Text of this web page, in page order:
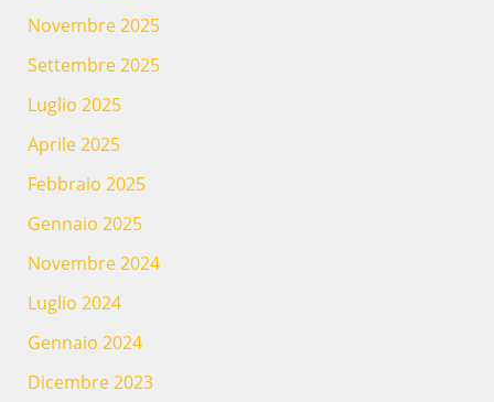
Novembre 2025
Settembre 2025
Luglio 2025
Aprile 2025
Febbraio 2025
Gennaio 2025
Novembre 2024
Luglio 2024
Gennaio 2024
Dicembre 2023